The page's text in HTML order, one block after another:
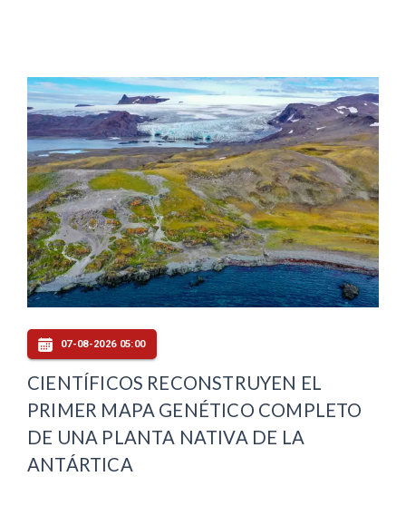
07-08-2026 05:00
CIENTÍFICOS RECONSTRUYEN EL
PRIMER MAPA GENÉTICO COMPLETO
DE UNA PLANTA NATIVA DE LA
ANTÁRTICA